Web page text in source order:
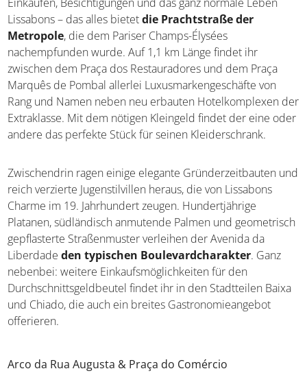
Lissabons – das alles bietetdie Prachtstraße der
Metropole, die dem Pariser Champs-Élysées
nachempfunden wurde. Auf 1,1 km Länge findet ihr
zwischen dem Praça dos Restauradores und dem Praça
Marquês de Pombal allerlei Luxusmarkengeschäfte von
Rang und Namen neben neu erbauten Hotelkomplexen der
Extraklasse. Mit dem nötigen Kleingeld findet der eine oder
andere das perfekte Stück für seinen Kleiderschrank.
Zwischendrin ragen einige elegante Gründerzeitbauten und
reich verzierte Jugenstilvillen heraus, die von Lissabons
Charme im 19. Jahrhundert zeugen. Hundertjährige
Platanen, südländisch anmutende Palmen und geometrisch
gepflasterte Straßenmuster verleihen der Avenida da
Liberdadeden typischen Boulevardcharakter. Ganz
nebenbei: weitere Einkaufsmöglichkeiten für den
Durchschnittsgeldbeutel findet ihr in den Stadtteilen Baixa
und Chiado, die auch ein breites Gastronomieangebot
offerieren.
Arco da Rua Augusta & Praça do Comércio